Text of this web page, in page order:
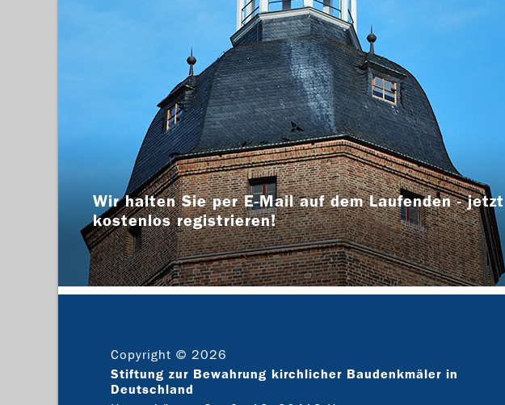
Wir halten Sie per E-Mail auf dem Laufenden - jetzt
kostenlos registrieren!
Copyright © 2026
Stiftung zur Bewahrung kirchlicher Baudenkmäler in
Deutschland